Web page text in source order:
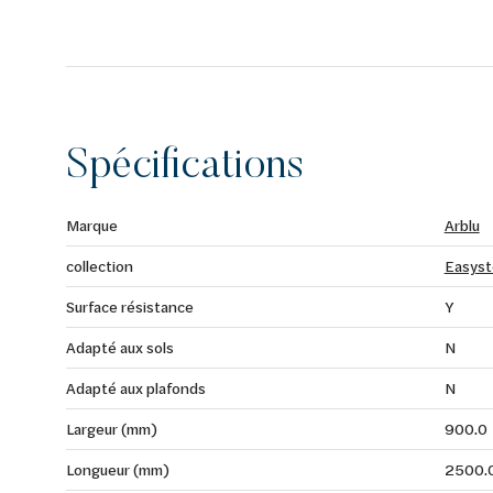
Spécifications
Marque
Arblu
collection
Surface résistance
Y
Adapté aux sols
N
Adapté aux plafonds
N
Largeur (mm)
900.0
Longueur (mm)